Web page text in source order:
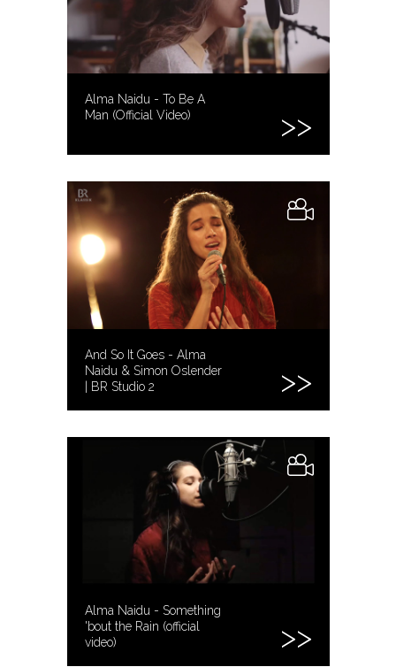
Alma Naidu - To Be A
Man (Official Video)
And So It Goes - Alma
Naidu & Simon Oslender
| BR Studio 2
Alma Naidu - Something
'bout the Rain (official
video)